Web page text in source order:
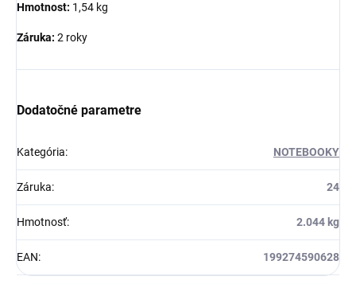
Hmotnost: 1,54 kg
Záruka: 2 roky
Dodatočné parametre
Kategória: NOTEBOOKY
Záruka: 24
Hmotnosť: 2.044 kg
EAN: 199274590628